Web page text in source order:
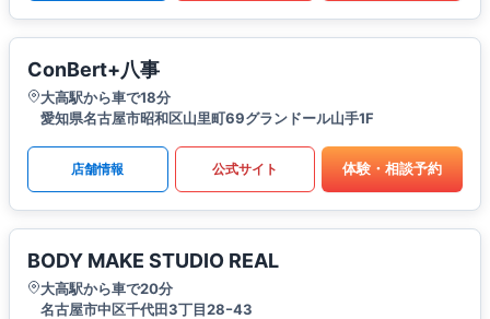
ConBert+八事
大高駅から車で18分
愛知県名古屋市昭和区山里町69グランドール山手1F
店舗情報 公式サイト 体験・相談予約
BODY MAKE STUDIO REAL
大高駅から車で20分
名古屋市中区千代田3丁目28ｰ43